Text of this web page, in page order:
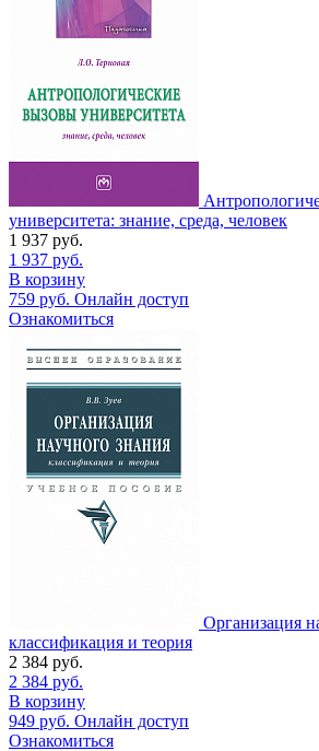
университета: знание, среда, человек
1 937 руб.
1 937 руб.
В корзину
759 руб. Онлайн доступ
Ознакомиться
Организация
классификация и теория
2 384 руб.
2 384 руб.
В корзину
949 руб. Онлайн доступ
Ознакомиться